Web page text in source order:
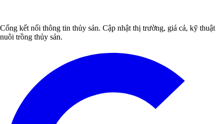
Cổng kết nối thông tin thủy sản. Cập nhật thị trường, giá cả, kỹ thuật
nuôi trồng thủy sản.